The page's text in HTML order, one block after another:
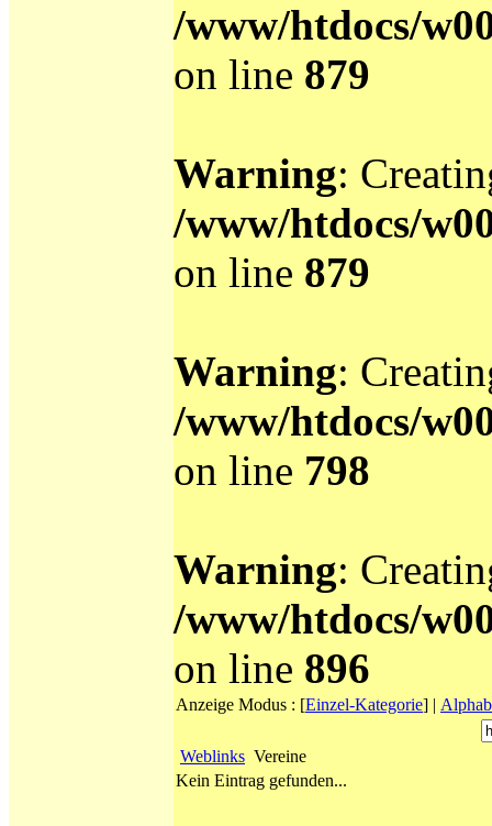
/www/htdocs/
on line 879
Warning:
/www/htdocs/
on line 879
Warning:
/www/htdocs/
on line 798
Warning:
/www/htdocs/
on line 896
Anzeige Modus : [Einzel-Kategorie] |
Weblinks Vereine
Kein Eintrag gefunden...